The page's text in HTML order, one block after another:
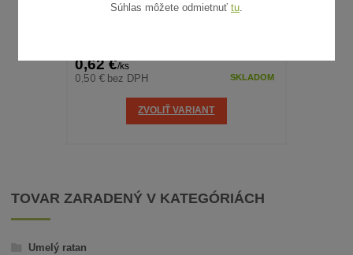
6 hodnotenie
0,62 €/ks
0,50 € bez DPH SKLADOM
ZVOLIŤ VARIANT
TOVAR ZARADENÝ V KATEGÓRIÁCH
Umelý ratan
Súhlas môžete odmietnuť tu